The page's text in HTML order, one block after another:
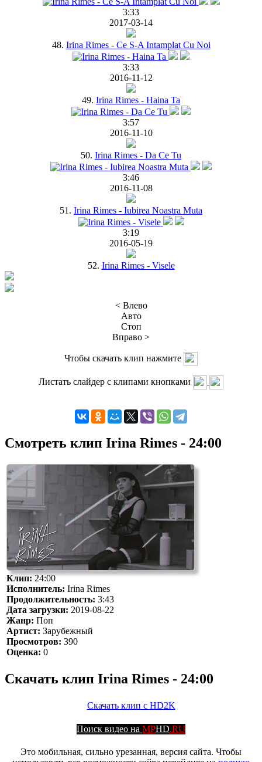
3:33
2017-03-14
48. Irina Rimes - Ce S-A Intamplat Cu Noi
3:33
2016-11-12
49. Irina Rimes - Haina Ta
3:57
2016-11-10
50. Irina Rimes - Da Ce Tu
3:46
2016-11-08
51. Irina Rimes - Iubirea Noastra Muta
3:19
2016-05-19
52. Irina Rimes - Visele
< Влево
Авто
Стоп
Вправо >
Чтобы скачать клип нажмите
Листать слайдер с клипами кнопками
Смотреть клип Irina Rimes - 24:00
Клип:24:00
Исполнитель: Irina Rimes
Продолжительность: 3:43
Дата загрузки: 2019-08-22
Жанр: Поп
Артист: Зарубежный
Просмотров: 390
Оценка: 0
Скачать клип Irina Rimes - 24:00
Скачать клип с HD2K
Поиск видео на MPHD.RU
Это мобильная, сильно урезанная, версия сайта. Чтобы